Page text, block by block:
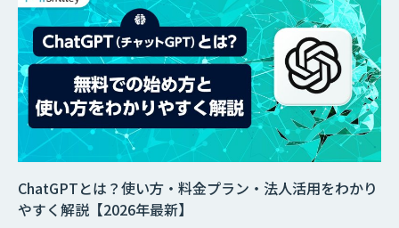
ChatGPTとは？使い方・料金プラン・法人活用をわかり
やすく解説【2026年最新】